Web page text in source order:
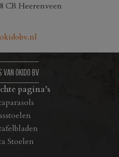
CR Heerenveen
VAN OKIDO BV
pagina’s
Stoelen